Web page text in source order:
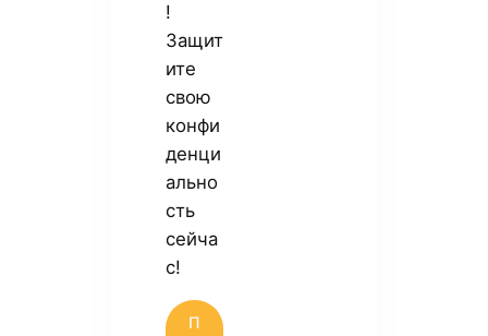
!
Защит
ите
свою
конфи
денци
ально
сть
сейча
с!
П